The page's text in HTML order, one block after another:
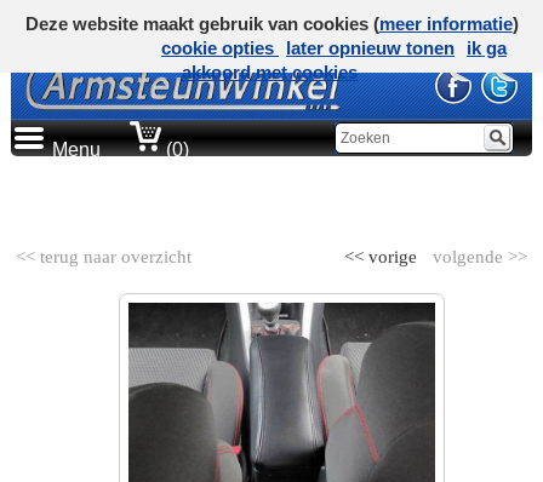
Menu (0)
<< terug naar overzicht volgende >>
<< vorige
Deze website maakt gebruik van cookies (meer informatie)
cookie opties
later opnieuw tonen
ik ga
akkoord met cookies